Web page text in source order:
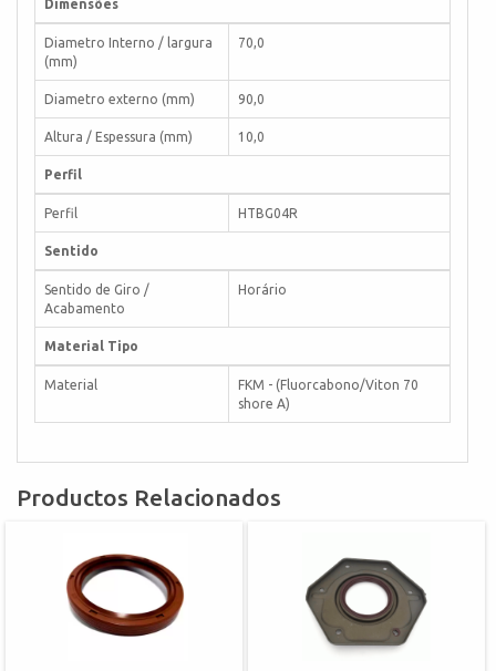
Dimensões
Diametro Interno / largura
(mm)
70,0
Diametro externo (mm) 90,0
Altura / Espessura (mm) 10,0
Perfil
Perfil HTBG04R
Sentido
Sentido de Giro /
Acabamento
Horário
Material Tipo
Material
FKM - (Fluorcabono/Viton 70
shore A)
Productos Relacionados